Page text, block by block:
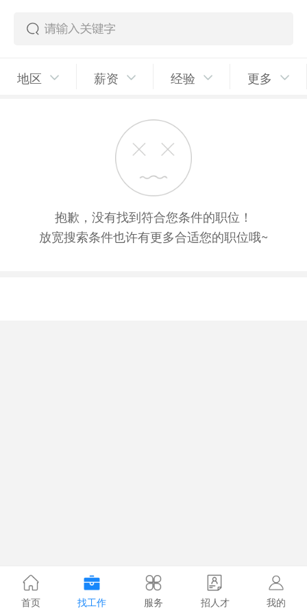
地区 薪资 经验 更多
抱歉，没有找到符合您条件的职位！
放宽搜索条件也许有更多合适您的职位哦~
首页 找工作 服务 招人才 我的